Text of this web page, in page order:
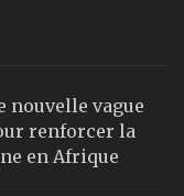
nouvelle vague
renforcer la
en Afrique